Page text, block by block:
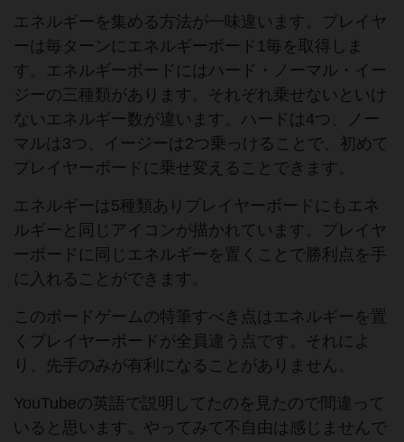
エネルギーを集める方法が一味違います。プレイヤ
ーは毎ターンにエネルギーボード1毎を取得しま
す。エネルギーボードにはハード・ノーマル・イー
ジーの三種類があります。それぞれ乗せないといけ
ないエネルギー数が違います。ハードは4つ、ノー
マルは3つ、イージーは2つ乗っけることで、初めて
プレイヤーボードに乗せ変えることできます。
エネルギーは5種類ありプレイヤーボードにもエネ
ルギーと同じアイコンが描かれています。プレイヤ
ーボードに同じエネルギーを置くことで勝利点を手
に入れることができます。
このボードゲームの特筆すべき点はエネルギーを置
くプレイヤーボードが全員違う点です。それによ
り、先手のみが有利になることがありません。
YouTubeの英語で説明してたのを見たので間違って
いると思います。やってみて不自由は感じませんで